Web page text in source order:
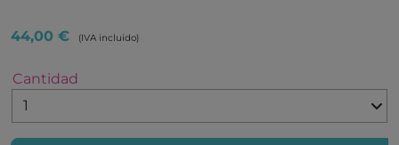
44,00 € (IVA incluido)
Cantidad